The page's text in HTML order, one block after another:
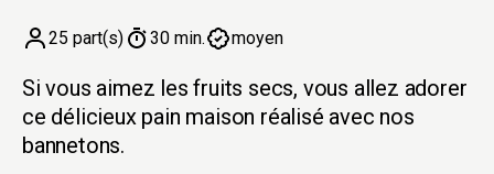
25 part(s) 30 min. moyen
Si vous aimez les fruits secs, vous allez adorer
ce délicieux pain maison réalisé avec nos
bannetons.